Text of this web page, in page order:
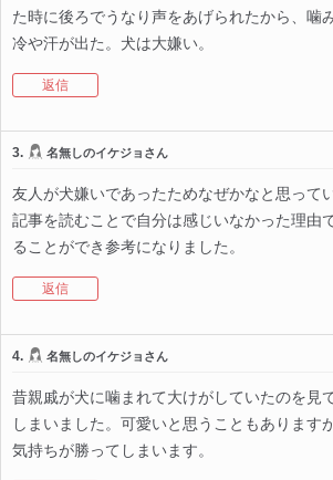
た時に後ろでうなり声をあげられたから、噛
冷や汗が出た。犬は大嫌い。
返信
3. 名無しのイケジョさん
友人が犬嫌いであったためなぜかなと思って
記事を読むことで自分は感じいなかった理由
ることができ参考になりました。
返信
4. 名無しのイケジョさん
昔親戚が犬に噛まれて大けがしていたのを見
しまいました。可愛いと思うこともあります
気持ちが勝ってしまいます。